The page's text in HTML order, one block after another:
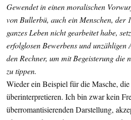
Gewendet in einen moralischen
von Bullerbü, auch ein Menschen, der
ganzes Leben nicht gearbeitet habe,
erfolglosen Bewerbens und unzähligen
den Rechner, um mit Begeisterung die
zu tippen.
Wieder ein Beispiel für die Masche, die
überinterpretieren. Ich bin zwar kein
überromantisierenden Darstellung,